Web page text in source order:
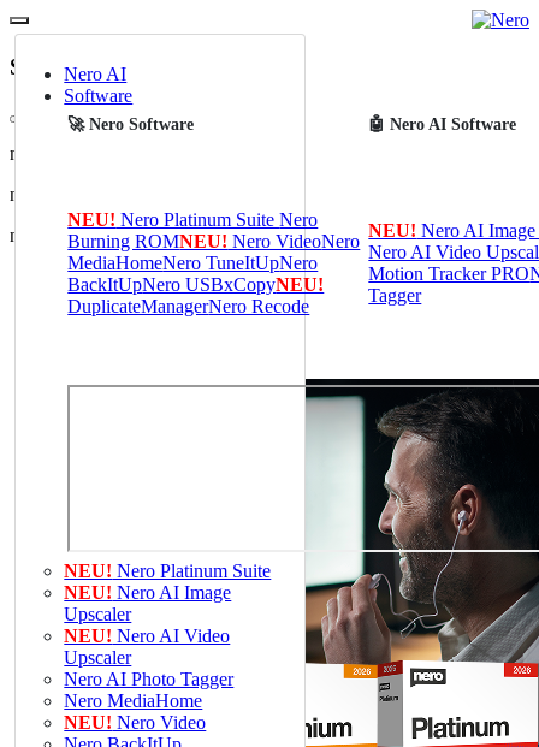
Nero AI
Software
🚀 Nero Software 🤖 Nero AI Software
NEU! Nero Platinum SuiteNero
Burning ROMNEU! Nero VideoNero
MediaHomeNero TuneItUpNero
BackItUpNero USBxCopyNEU!
DuplicateManagerNero Recode
NEU! Nero AI Image
Nero AI Video
Motion Tracker PRO
Tagger
NEU! Nero Platinum Suite
NEU! Nero AI Image
Upscaler
NEU! Nero AI Video
Upscaler
Nero AI Photo Tagger
Nero MediaHome
NEU! Nero Video
SecureDisk
nero_securedisc_fancybox_head?
nero_securedisc_fancybox_list?
nero_securedisc_fancybox_text1?
⭐⭐⭐⭐⭐ Office-Star